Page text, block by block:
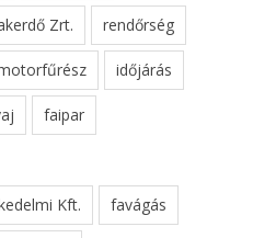
Zrt. rendőrség
időjárás
faipar
Kft. favágás